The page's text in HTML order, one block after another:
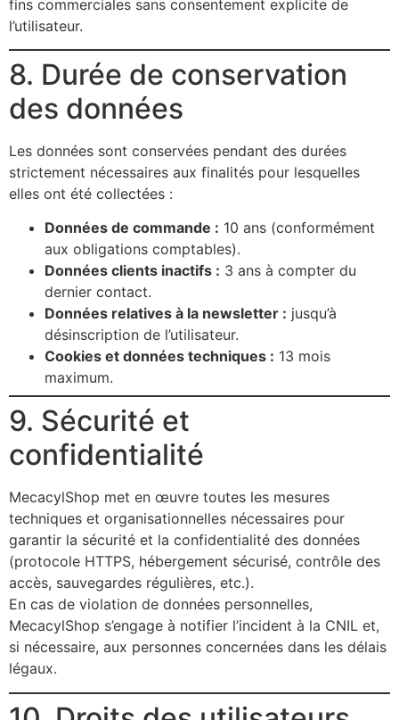
fins commerciales sans consentement explicite de
l’utilisateur.
8. Durée de conservation
des données
Les données sont conservées pendant des durées
strictement nécessaires aux finalités pour lesquelles
elles ont été collectées :
Données de commande : 10 ans (conformément
aux obligations comptables).
Données clients inactifs : 3 ans à compter du
dernier contact.
Données relatives à la newsletter : jusqu’à
désinscription de l’utilisateur.
Cookies et données techniques : 13 mois
maximum.
9. Sécurité et
confidentialité
MecacylShop met en œuvre toutes les mesures
techniques et organisationnelles nécessaires pour
garantir la sécurité et la confidentialité des données
(protocole HTTPS, hébergement sécurisé, contrôle des
accès, sauvegardes régulières, etc.).
En cas de violation de données personnelles,
MecacylShop s’engage à notifier l’incident à la CNIL et,
si nécessaire, aux personnes concernées dans les délais
légaux.